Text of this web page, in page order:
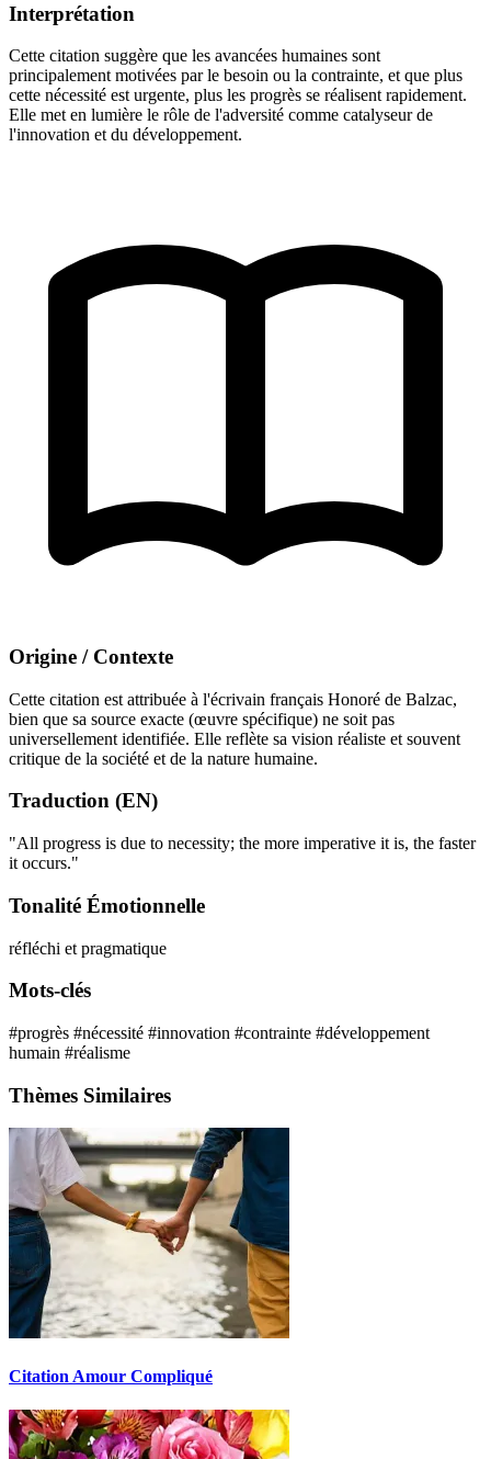
Interprétation
Cette citation suggère que les avancées humaines sont
principalement motivées par le besoin ou la contrainte, et que plus
cette nécessité est urgente, plus les progrès se réalisent rapidement.
Elle met en lumière le rôle de l'adversité comme catalyseur de
l'innovation et du développement.
Origine / Contexte
Cette citation est attribuée à l'écrivain français Honoré de Balzac,
bien que sa source exacte (œuvre spécifique) ne soit pas
universellement identifiée. Elle reflète sa vision réaliste et souvent
critique de la société et de la nature humaine.
Traduction (EN)
"All progress is due to necessity; the more imperative it is, the faster
it occurs."
Tonalité Émotionnelle
réfléchi et pragmatique
Mots-clés
#progrès #nécessité #innovation #contrainte #développement
humain #réalisme
Thèmes Similaires
Citation Amour Compliqué